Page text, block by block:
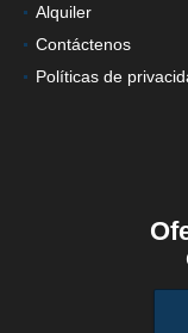
Alquiler
Contáctenos
Políticas de